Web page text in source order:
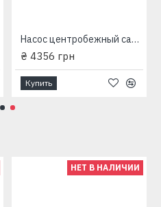
Насос центробежный самовсасывающий Aquаtica LKJ-600P(775301)+600Вт+50л/мин+31м
₴ 4356 грн
Купить
НЕТ В НАЛИЧИИ